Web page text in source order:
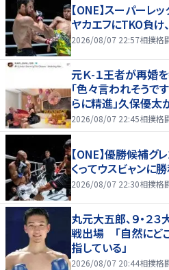
【ONE】スーパーレ
ヤカエフにTKO負け
2026/08/07 22:57相撲格
元Ｋ-１王者が再婚
「色々言われそうで
らに精進」久保優太
2026/08/07 22:45相撲格
【ONE】優勝候補グ
くってウスビャンに
2026/08/07 22:30相撲格
丸元大五郎、９・２
戦出場 「自然にど
指している」
2026/08/07 20:44相撲格